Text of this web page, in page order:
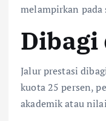
melampirkan pada
Dibagi
Jalur prestasi
kuota 25 persen,
akademik atau